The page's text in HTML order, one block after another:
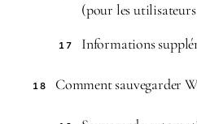
(pour les
17 Informations
18 Comment sauvegarder